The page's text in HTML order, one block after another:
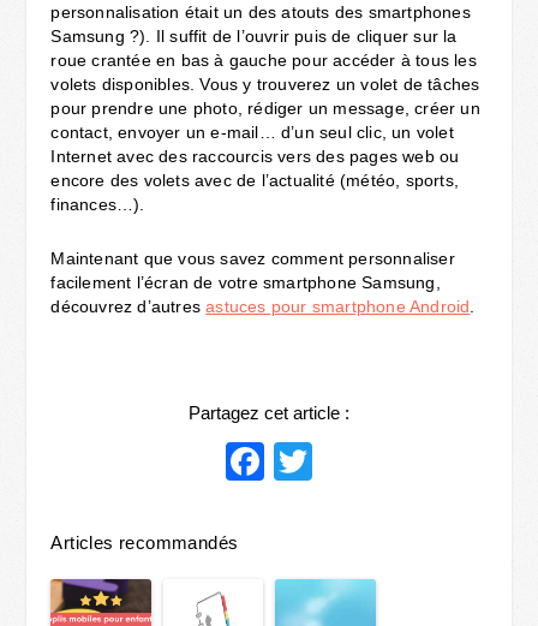
personnalisation était un des atouts des smartphones
Samsung ?). Il suffit de l’ouvrir puis de cliquer sur la
roue crantée en bas à gauche pour accéder à tous les
volets disponibles. Vous y trouverez un volet de tâches
pour prendre une photo, rédiger un message, créer un
contact, envoyer un e-mail… d’un seul clic, un volet
Internet avec des raccourcis vers des pages web ou
encore des volets avec de l’actualité (météo, sports,
finances…).
Maintenant que vous savez comment personnaliser
facilement l’écran de votre smartphone Samsung,
découvrez d’autresastuces pour smartphone Android.
Partagez cet article :
Facebook
Articles recommandés